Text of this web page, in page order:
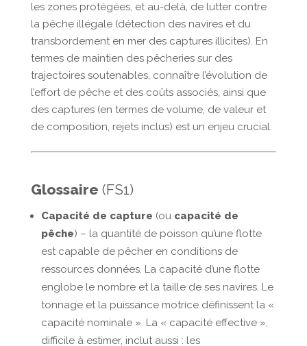
les zones protégées, et au-delà, de lutter contre
la pêche illégale (détection des navires et du
transbordement en mer des captures illicites). En
termes de maintien des pêcheries sur des
trajectoires soutenables, connaître l’évolution de
l’effort de pêche et des coûts associés, ainsi que
des captures (en termes de volume, de valeur et
de composition, rejets inclus) est un enjeu crucial.
Glossaire (FS1)
Capacité de capture (ou capacité de
pêche) – la quantité de poisson qu’une flotte
est capable de pêcher en conditions de
ressources données. La capacité d’une flotte
englobe le nombre et la taille de ses navires. Le
tonnage et la puissance motrice définissent la «
capacité nominale ». La « capacité effective »,
difficile à estimer, inclut aussi : les